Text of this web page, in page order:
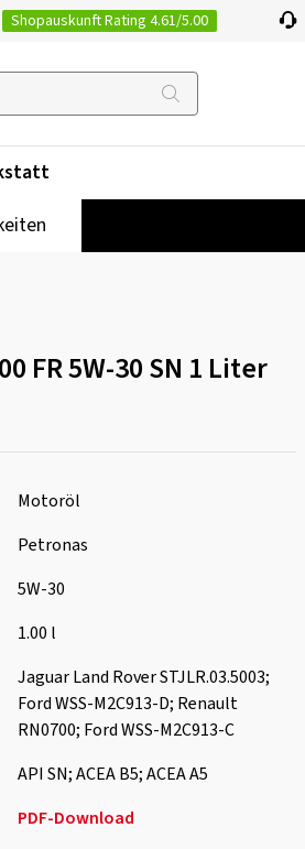
Shopauskunft Rating 4.61/5.00
FR 5W-30 SN 1 Liter
Motoröl
Petronas
5W-30
1.00 l
Jaguar Land Rover STJLR.03.5003;
Ford WSS-M2C913-D; Renault
RN0700; Ford WSS-M2C913-C
API SN; ACEA B5; ACEA A5
PDF-Download